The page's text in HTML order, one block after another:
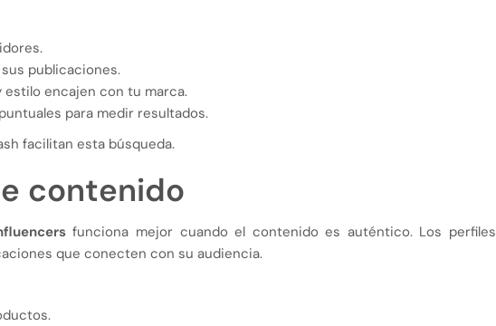
publicaciones.
estilo encajen con tu marca.
para medir resultados.
facilitan esta búsqueda.
contenido
funciona mejor cuando el contenido es auténtico. Los perfiles
que conecten con su audiencia.